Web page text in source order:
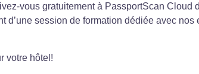
vous gratuitement à PassportScan Cloud
session de formation dédiée avec
votre hôtel!